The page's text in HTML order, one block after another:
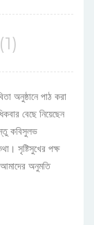
অনুষ্ঠানে পাঠ করা
বেছে নিয়েছেন
কবিসুলভ
সৃষ্টিসুখের পক্ষ
অনুমতি